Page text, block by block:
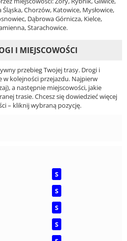
Śląska, Chorzów, Katowice, Mysłowice,
Dąbrowa Górnicza, Kielce,
Starachowice.
I MIEJSCOWOŚCI
przebieg Twojej trasy. Drogi i
w kolejności przejazdu. Najpierw
a następnie miejscowości, jakie
trasie. Chcesz się dowiedzieć więcej
– kliknij wybraną pozycję.
S
S
S
S